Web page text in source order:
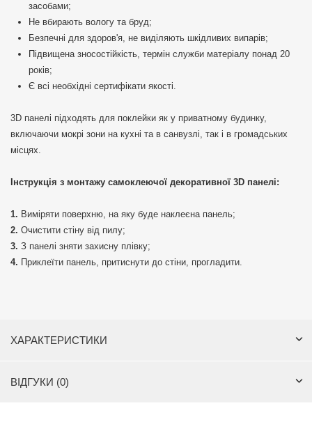
засобами;
Не вбирають вологу та бруд;
Безпечні для здоров'я, не виділяють шкідливих випарів;
Підвищена зносостійкість, термін служби матеріалу понад 20
років;
Є всі необхідні сертифікати якості.
3D панелі підходять для поклейки як у приватному будинку,
включаючи мокрі зони на кухні та в санвузлі, так і в громадських
місцях.
Інструкція з монтажу самоклеючої декоративної 3D панелі:
Виміряти поверхню, на яку буде наклеєна панель;
Очистити стіну від пилу;
З панелі зняти захисну плівку;
Приклеїти панель, притиснути до стіни, прогладити.
ХАРАКТЕРИСТИКИ
ВІДГУКИ (0)